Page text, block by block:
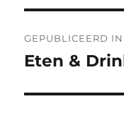
navigatie
GEPUBLICEERD IN
Eten &